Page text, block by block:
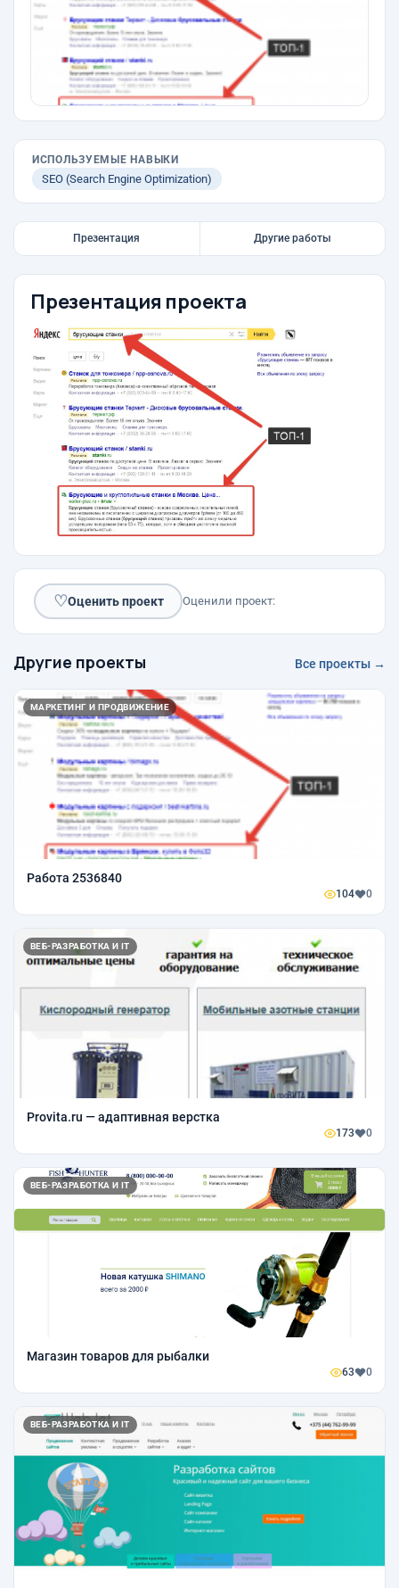
ИСПОЛЬЗУЕМЫЕ НАВЫКИ
SEO (Search Engine Optimization)
Презентация Другие работы
Презентация проекта
♡Оценить проект Оценили проект:
Другие проекты Все проекты →
МАРКЕТИНГ И ПРОДВИЖЕНИЕ
Работа 2536840
104 0
ВЕБ-РАЗРАБОТКА И IT
Provita.ru — адаптивная верстка
173 0
ВЕБ-РАЗРАБОТКА И IT
Магазин товаров для рыбалки
63 0
ВЕБ-РАЗРАБОТКА И IT